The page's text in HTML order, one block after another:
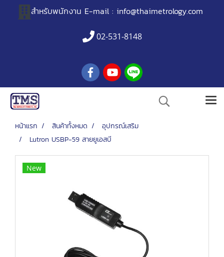
สำหรับพนักงาน E-mail : info@thaimetrology.com
02-531-8148
หน้าแรก สินค้าทั้งหมด
อุปกรณ์เสริม
Lutron USBP-59 สายยูเอสบี
New